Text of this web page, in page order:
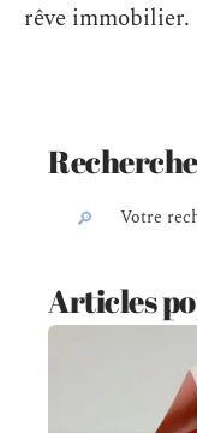
rêve immobilier.
Recherche
Articles